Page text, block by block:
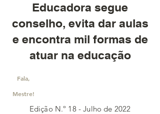
Educadora segue
conselho, evita dar aulas
e encontra mil formas de
atuar na educação
Fala,
Mestre!
Edição N.º 18 - Julho de 2022